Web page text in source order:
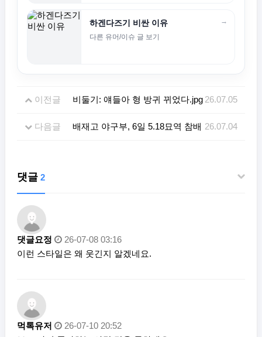
하겐다즈기 비싼 이유
다른 유머/이슈 글 보기
→
이전글 비둘기: 얘들아 형 방귀 뀌었다.jpg 26.07.05
다음글 배재고 야구부, 6일 5.18묘역 참배 26.07.04
댓글 2
댓글요정
26-07-08 03:16
이런 스타일은 왜 웃긴지 알겠네요.
먹톡유저
26-07-10 20:52